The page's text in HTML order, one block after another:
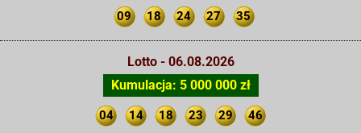
09 18 24 27 35
Lotto - 06.08.2026
Kumulacja: 5 000 000 zł
04 14 18 23 29 46